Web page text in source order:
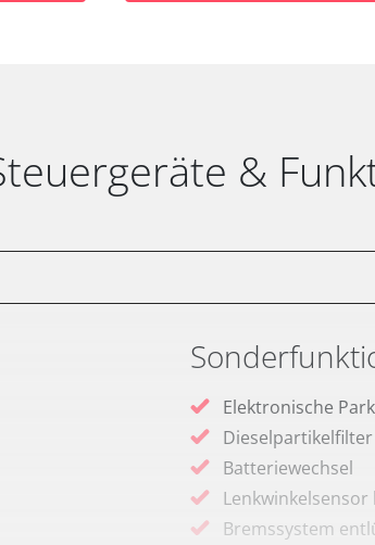
&
Elektronische
Batteriewechsel
Bremssystem